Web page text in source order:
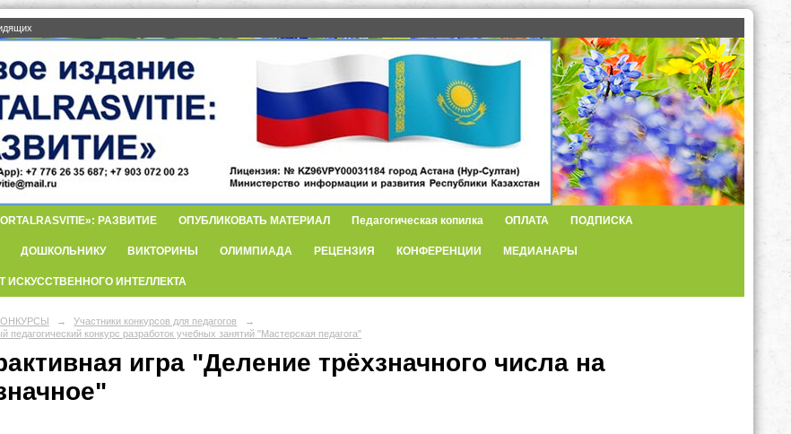
РАЗВИТИЕ ОПУБЛИКОВАТЬ МАТЕРИАЛ Педагогическая копилка ОПЛАТА ПОДПИСКА
ДОШКОЛЬНИКУ ВИКТОРИНЫ ОЛИМПИАДА РЕЦЕНЗИЯ КОНФЕРЕНЦИИ МЕДИАНАРЫ
ИСКУССТВЕННОГО ИНТЕЛЛЕКТА
→ Участники конкурсов для педагогов
→
педагогический конкурс разработок учебных занятий "Мастерская педагога"
игра "Деление трёхзначного числа на